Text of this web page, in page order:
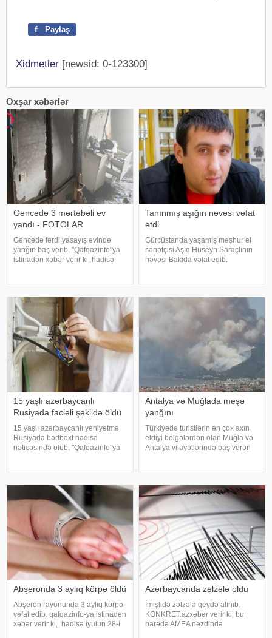
f Paylaş
Xidmetler [newsid: 0-123300]
Oxşar xəbərlər
Gəncədə 3 mərtəbəli ev
yandı - FOTOLAR
Gəncədə fərdi yaşayış evində
yanğın baş verib. "Qafqazinfo"ya
istinadən xəbər verir ki, hadisə
Yanğının söndürülməsi üçün
əraziy
Tanınmış aşığın nəvəsi vəfat
etdi
Gürcüstanda yaşamış məşhur el
sənətçisi Aşıq Hüseyn Saraçlının
nəvəsi Bakıda vəfat edib.
dünyasını dəyişib. Bu gün onu
15 yaşlı azərbaycanlı
Rusiyada faciəli şəkildə öldü
15 yaşlı azərbaycanlı yeniyetmə
Rusiyada bədbəxt hadisə
nəticəsində ölüb. "Qafqazinfo"ya
əslən Zaqatalanın Əliabad
Antalya və Muğlada meşə
yanğını
Türkiyədə turistlərin ən çox axın
etdiyi bölgələrdən olan Muğla və
Antalya vilayətlərində baş verən
yerləşən əkin sahəsində başlayan
yanğı
Abşeronda 3 aylıq körpə öldü
Abşeron rayonunda 3 aylıq körpə
vəfat edib. qafqazinfo-ya istinadən
xəbər verir ki, hadisə iyulun 28-i
Azərbaycanda zəlzələ oldu
İmişlidə zəlzələ qeydə alınıb.
KONKRET.azxəbər verir ki, bu
barədə AMEA nəzdində